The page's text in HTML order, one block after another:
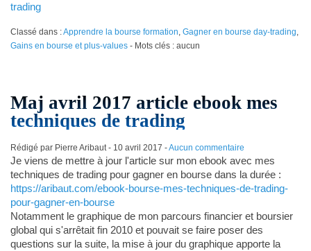
trading
Classé dans :Apprendre la bourse formation, Gagner en bourse day-trading,
Gains en bourse et plus-values- Mots clés : aucun
Maj avril 2017 article ebook mes
techniques de trading
Rédigé par Pierre Aribaut - 10 avril 2017 -Aucun commentaire
Je viens de mettre à jour l'article sur mon ebook avec mes
techniques de trading pour gagner en bourse dans la durée :
https://aribaut.com/ebook-bourse-mes-techniques-de-trading-
pour-gagner-en-bourse
Notamment le graphique de mon parcours financier et boursier
global qui s'arrêtait fin 2010 et pouvait se faire poser des
questions sur la suite, la mise à jour du graphique apporte la